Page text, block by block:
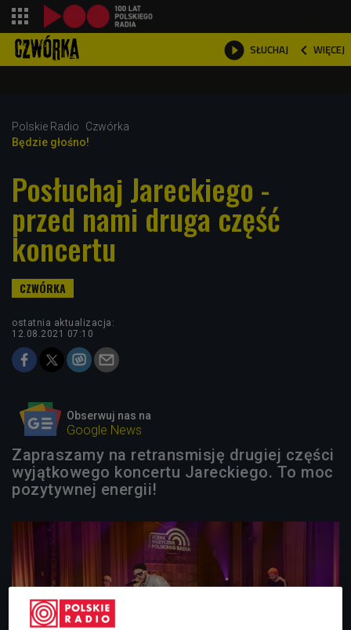
 SŁUCHAJ  WIĘCEJ

Polskie Radio
Czwórka
Będzie głośno!
Posłuchaj Jareckiego -
przed nami druga część
koncertu
ostatnia aktualizacja:
12.08.2021 07:10
Obserwuj nas na
Google News
Zapraszamy na retransmisję drugiej części
wyjątkowego koncertu Jareckiego. To moc
pozytywnej energii!